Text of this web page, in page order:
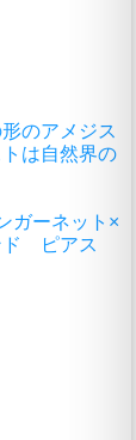
のアメジス
は自然界の
ガーネット×
ド ピアス